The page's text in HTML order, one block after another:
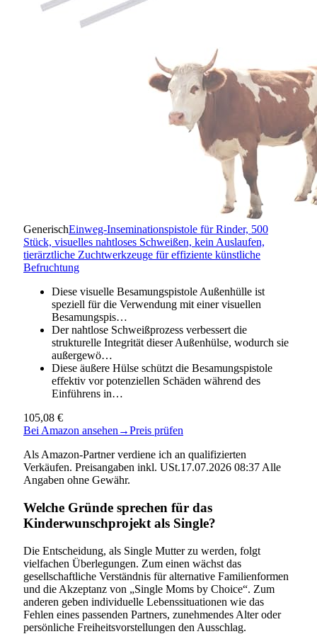
GenerischEinweg-Inseminationspistole für Rinder, 500
Stück, visuelles nahtloses Schweißen, kein Auslaufen,
tierärztliche Zuchtwerkzeuge für effiziente künstliche
Befruchtung
Diese visuelle Besamungspistole Außenhülle ist
speziell für die Verwendung mit einer visuellen
Besamungspis…
Der nahtlose Schweißprozess verbessert die
strukturelle Integrität dieser Außenhülse, wodurch sie
außergewö…
Diese äußere Hülse schützt die Besamungspistole
effektiv vor potenziellen Schäden während des
Einführens in…
105,08 €
Bei Amazon ansehen →Preis prüfen
Als Amazon-Partner verdiene ich an qualifizierten
Verkäufen. Preisangaben inkl. USt.17.07.2026 08:37 Alle
Angaben ohne Gewähr.
Welche Gründe sprechen für das
Kinderwunschprojekt als Single?
Die Entscheidung, als Single Mutter zu werden, folgt
vielfachen Überlegungen. Zum einen wächst das
gesellschaftliche Verständnis für alternative Familienformen
und die Akzeptanz von „Single Moms by Choice“. Zum
anderen geben individuelle Lebenssituationen wie das
Fehlen eines passenden Partners, zunehmendes Alter oder
persönliche Freiheitsvorstellungen den Ausschlag.